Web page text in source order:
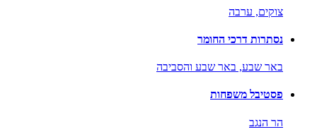
צוקים, ערבה
נסתרות דרכי החומר
באר שבע, באר שבע והסביבה
פסטיבל משפחות
הר הנגב